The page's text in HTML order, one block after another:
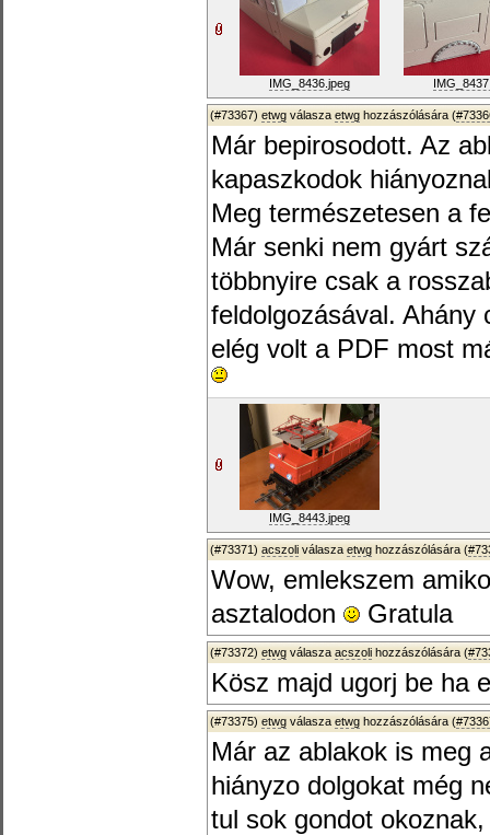
IMG_8436.jpeg
(#73367) etwg válasza etwg hozzászólására (
Már bepirosodott. Az
kapaszkodok
Meg természetesen a
Már senki nem gyárt
többnyire csak a
feldolgozásával. Ahány
elég volt a PDF most
IMG_8443.jpeg
(#73371) acszoli válasza etwg hozzászólására (
Wow, emlekszem
asztalodon
Gratula
(#73372) etwg válasza acszoli hozzászólására (
Kösz majd ugorj be ha
(#73375) etwg válasza etwg hozzászólására (
Már az ablakok is meg
hiányzo dolgokat még
tul sok gondot